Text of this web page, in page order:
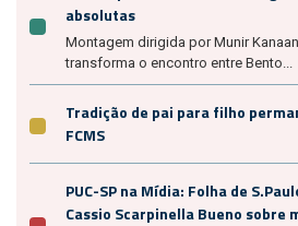
absolutas
Montagem dirigida por Munir
transforma o encontro entre Bento...
Tradição de pai para filho
FCMS
PUC-SP na Mídia: Folha de
Cassio Scarpinella Bueno sobre